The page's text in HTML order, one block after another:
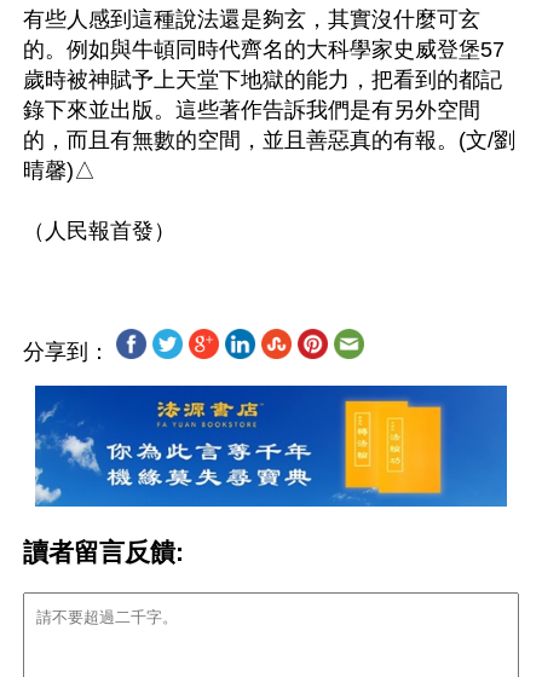
有些人感到這種說法還是夠玄，其實沒什麼可玄
的。例如與牛頓同時代齊名的大科學家史威登堡57
歲時被神賦予上天堂下地獄的能力，把看到的都記
錄下來並出版。這些著作告訴我們是有另外空間
的，而且有無數的空間，並且善惡真的有報。(文/劉
晴馨)△
分享到：
讀者留言反饋: